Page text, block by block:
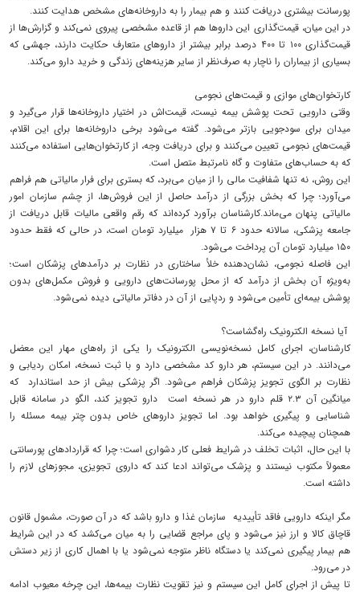
پورسانت بیشتری دریافت کنند و هم بیمار را به داروخانه‌های مشخص هدایت کنند.
در این میان، قیمت‌گذاری این داروها هم از قاعده‌ مشخصی پیروی نمی‌کند و گزارش‌ها از
قیمت‌گذاری ۱۰۰ تا ۴۰۰ درصد برابر بیشتر از داروهای متعارف حکایت دارند، جهشی که
بسیاری از بیماران را ناچار به صرف‌نظر از سایر هزینه‌های زندگی و خرید دارو می‌کند.
کارتخوان‌های موازی و قیمت‌های نجومی
وقتی دارویی تحت پوشش بیمه نیست، قیمت‌اش در اختیار داروخانه‌ها قرار می‌گیرد و
میدان برای سودجویی بازتر می‌شود. گفته می‌شود برخی داروخانه‌ها برای این اقلام،
قیمت‌های نجومی تعیین می‌کنند و برای دریافت وجه، از کارتخوان‌هایی استفاده می‌کنند
که به حساب‌های متفاوت و گاه نامرتبط متصل است.
این روش، نه تنها شفافیت مالی را از میان می‌برد، که بستری برای فرار مالیاتی هم فراهم
می‌آورد؛ چرا که بخش بزرگی از درآمد حاصل از این فروش‌ها، از چشم سازمان امور
مالیاتی پنهان می‌ماند.کارشناسان برآورد کرده‌اند که رقم واقعی مالیات قابل دریافت از
جامعه‌ پزشکی، سالانه حدود ۶ تا ۷ هزار میلیارد تومان است، در حالی که فقط حدود
۱۵۰ میلیارد تومان آن پرداخت می‌شود.
این فاصله‌ نجومی، نشان‌دهنده خلأ ساختاری در نظارت بر درآمدهای پزشکان است؛
به‌ویژه آن بخش از درآمد که از محل پورسانت‌های دارویی و فروش مکمل‌های بدون
پوشش بیمه‌ای تأمین می‌شود و ردپایی از آن در دفاتر مالیاتی دیده نمی‌شود.
آیا نسخه‌ الکترونیک راه‌گشاست؟
کارشناسان، اجرای کامل نسخه‌نویسی الکترونیک را یکی از راه‌های مهار این معضل
می‌دانند. در این سیستم، هر دارو کد مشخصی دارد و با ثبت نسخه، امکان ردیابی و
نظارت بر الگوی تجویز پزشکان فراهم می‌شود. اگر پزشکی بیش از حد استاندارد که
میانگین آن ۲.۳ قلم دارو در هر نسخه است دارو تجویز کند، الگو در سامانه قابل
شناسایی و پیگیری خواهد بود. اما تجویز داروهای خاص بدون چتر بیمه مسئله را
همچنان پیچیده می‌کند.
با این حال، اثبات تخلف در شرایط فعلی کار دشواری است؛ چرا که قراردادهای پورسانتی
معمولاً مکتوب نیستند و پزشک می‌تواند ادعا کند که داروی تجویزی، مجوزهای لازم را
داشته است.
مگر اینکه دارویی فاقد تأییدیه‌ سازمان غذا و دارو باشد که در آن صورت، مشمول قانون
قاچاق کالا و ارز نیز می‌شود و پای مراجع قضایی را به میان می‌کشد که در این شرایط
هم بیمار پیگیری نمی‌کند یا دستگاه ناظر متوجه نمی‌شود یا با اهمال کاری از زیر دستش
در می‌رود.
تا پیش از اجرای کامل این سیستم و نیز تقویت نظارت بیمه‌ها، این چرخه‌ معیوب ادامه